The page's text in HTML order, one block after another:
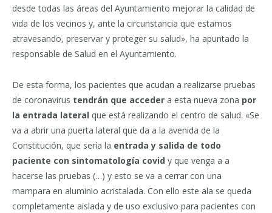
desde todas las áreas del Ayuntamiento mejorar la calidad de
vida de los vecinos y, ante la circunstancia que estamos
atravesando, preservar y proteger su salud», ha apuntado la
responsable de Salud en el Ayuntamiento.
De esta forma, los pacientes que acudan a realizarse pruebas
de coronavirus tendrán que acceder a esta nueva zona por
la entrada lateral que está realizando el centro de salud. «Se
va a abrir una puerta lateral que da a la avenida de la
Constitución, que sería la entrada y salida de todo
paciente con sintomatología covid y que venga a a
hacerse las pruebas (…) y esto se va a cerrar con una
mampara en aluminio acristalada. Con ello este ala se queda
completamente aislada y de uso exclusivo para pacientes con